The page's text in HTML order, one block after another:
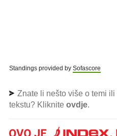
Standings provided by Sofascore
Znate li nešto više o temi
tekstu? Kliknite ovdje.